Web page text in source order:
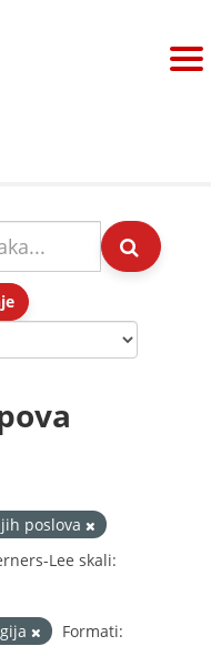
poslova
Lee skali:
Formati: